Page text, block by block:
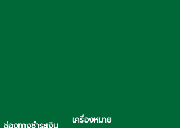
เครื่องหมาย